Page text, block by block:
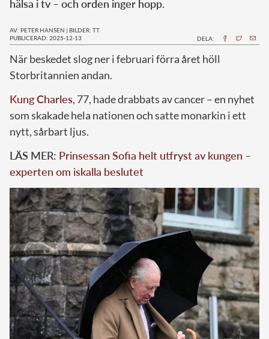
hälsa i tv – och orden inger hopp.
AV: PETER HANSEN | BILDER: TT
PUBLICERAD: 2025-12-13
DELA:
När beskedet slog ner i februari förra året höll
Storbritannien andan.
Kung Charles, 77, hade drabbats av cancer – en nyhet
som skakade hela nationen och satte monarkin i ett
nytt, sårbart ljus.
LÄS MER: Prinsessan Sofia helt utfryst av kungen –
experten om iskalla beslutet